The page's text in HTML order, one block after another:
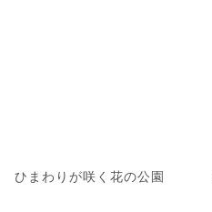
ひまわりが咲く花の公園